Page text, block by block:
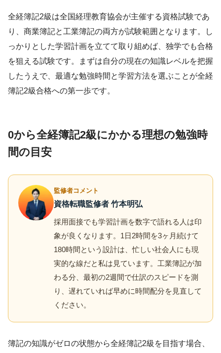
全経簿記2級は全国経理教育協会が主催する資格試験であ
り、商業簿記と工業簿記の両方が試験範囲となります。し
っかりとした学習計画を立てて取り組めば、独学でも合格
を狙える試験です。まずは自分の現在の知識レベルを把握
したうえで、最適な勉強時間と学習方法を選ぶことが全経
簿記2級合格への第一歩です。
0から全経簿記2級にかかる理想の勉強時
間の目安
監修者コメント
資格転職監修者 竹本明弘
採用面接でも学習計画を数字で語れる人は印
象が良くなります。1日2時間を3ヶ月続けて
180時間という設計は、忙しい社会人にも現
実的な線だと私は見ています。工業簿記が加
わる分、最初の2週間で仕訳のスピードを測
り、遅れていれば早めに時間配分を見直して
ください。
簿記の知識がゼロの状態から全経簿記2級を目指す場合、